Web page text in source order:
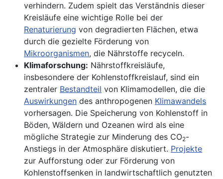
verhindern. Zudem spielt das Verständnis dieser
Kreisläufe eine wichtige Rolle bei der
Renaturierung von degradierten Flächen, etwa
durch die gezielte Förderung von
Mikroorganismen, die Nährstoffe recyceln.
Klimaforschung: Nährstoffkreisläufe,
insbesondere der Kohlenstoffkreislauf, sind ein
zentraler Bestandteil von Klimamodellen, die die
Auswirkungen des anthropogenen Klimawandels
vorhersagen. Die Speicherung von Kohlenstoff in
Böden, Wäldern und Ozeanen wird als eine
mögliche Strategie zur Minderung des CO2-
Anstiegs in der Atmosphäre diskutiert. Projekte
zur Aufforstung oder zur Förderung von
Kohlenstoffsenken in landwirtschaftlich genutzten